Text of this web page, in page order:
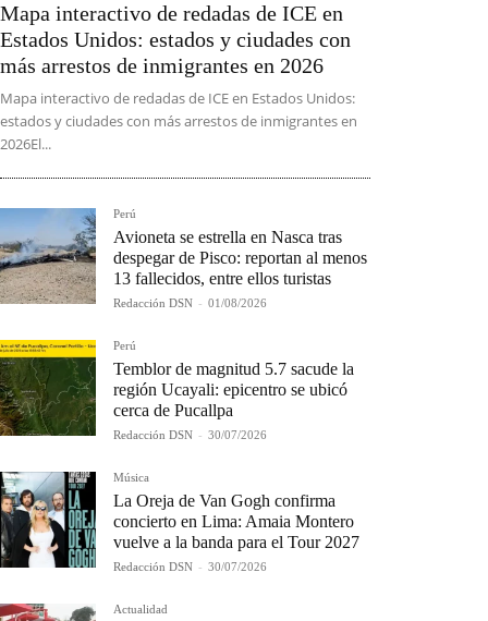
Mapa interactivo de redadas de ICE en
Estados Unidos: estados y ciudades con
más arrestos de inmigrantes en 2026
Mapa interactivo de redadas de ICE en Estados Unidos:
estados y ciudades con más arrestos de inmigrantes en
2026El...
Perú
Avioneta se estrella en Nasca tras
despegar de Pisco: reportan al menos
13 fallecidos, entre ellos turistas
Redacción DSN - 01/08/2026
Perú
Temblor de magnitud 5.7 sacude la
región Ucayali: epicentro se ubicó
cerca de Pucallpa
Redacción DSN - 30/07/2026
Música
La Oreja de Van Gogh confirma
concierto en Lima: Amaia Montero
vuelve a la banda para el Tour 2027
Redacción DSN - 30/07/2026
Actualidad